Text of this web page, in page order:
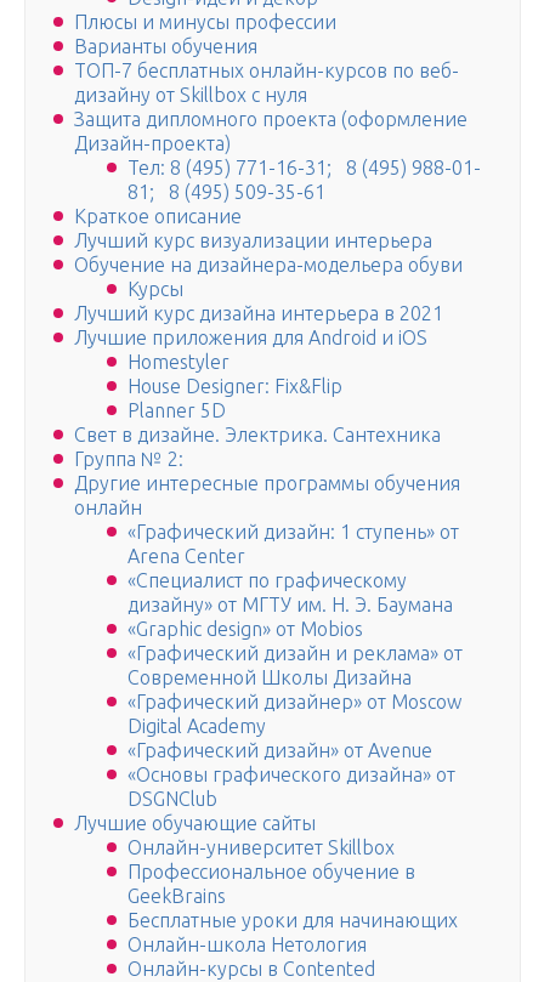
Плюсы и минусы профессии
Варианты обучения
ТОП-7 бесплатных онлайн-курсов по веб-
дизайну от Skillbox с нуля
Защита дипломного проекта (оформление
Дизайн-проекта)
Тел: 8 (495) 771-16-31; 8 (495) 988-01-
81; 8 (495) 509-35-61
Краткое описание
Лучший курс визуализации интерьера
Обучение на дизайнера-модельера обуви
Курсы
Лучший курс дизайна интерьера в 2021
Лучшие приложения для Android и iOS
Homestyler
House Designer: Fix&Flip
Planner 5D
Свет в дизайне. Электрика. Сантехника
Группа № 2:
Другие интересные программы обучения
онлайн
«Графический дизайн: 1 ступень» от
Arena Center
«Специалист по графическому
дизайну» от МГТУ им. Н. Э. Баумана
«Graphic design» от Mobios
«Графический дизайн и реклама» от
Современной Школы Дизайна
«Графический дизайнер» от Moscow
Digital Academy
«Графический дизайн» от Avenue
«Основы графического дизайна» от
DSGNClub
Лучшие обучающие сайты
Онлайн-университет Skillbox
Профессиональное обучение в
GeekBrains
Бесплатные уроки для начинающих
Онлайн-школа Нетология
Онлайн-курсы в Contented